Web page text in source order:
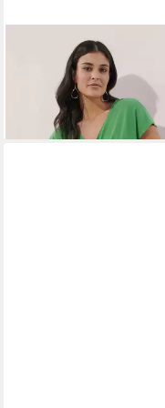
ALBA MODAKurzarmshirt
24,04 €
UVP 64,99 €